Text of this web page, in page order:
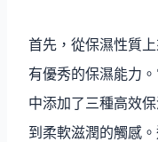
首先，從保濕性質
有優秀的保濕能力
中添加了三種高效
到柔軟滋潤的觸感